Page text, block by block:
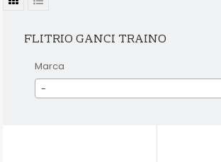
FLITRIO GANCI TRAINO
Marca
-